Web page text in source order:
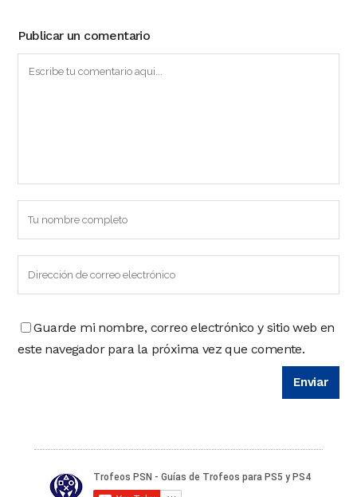
Publicar un comentario
Guarde mi nombre, correo electrónico y sitio web en
este navegador para la próxima vez que comente.